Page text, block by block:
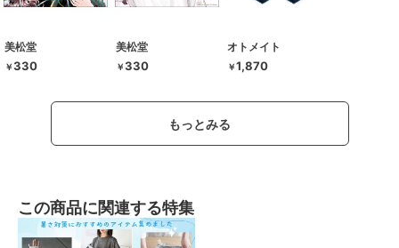
美松堂
￥330
美松堂
￥330
オトメイト
￥1,870
もっとみる
この商品に関連する特集